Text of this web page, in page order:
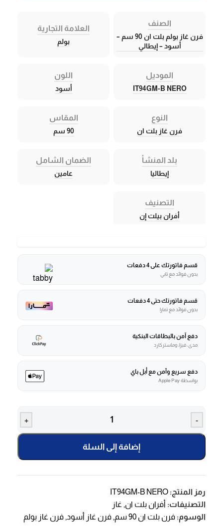
الصنف
فرن غاز بولم بلت ان 90 سم –
أسود – إيطالي
العلامة التجارية
بولم
الموديل
IT94GM-B NERO
اللون
أسود
النوع
فرن غاز بلت ان
المقاس
90 سم
بلد المنشأ
إيطاليا
الضمان الشامل
عامين
التصنيف
أفران بيلت إن
قسم فاتورتك على 4 دفعات
بدون فوائد مع تابي
قسم فاتورتك حتى 4 دفعات
بدون فوائد مع تمارا
دفع آمن بالبطاقات البنكية
مدى، فيزا، وماستركارد
دفع سريع وآمن مع أبل باي
بواسطة Apple Pay
-
+
إضافة إلى السلة
رمز المنتج: IT94GM-B NERO
التصنيفات: أفران بلت ان, غاز
الوسوم: فرن بلت ان 90 سم , فرن غاز أسود, فرن غاز بولم